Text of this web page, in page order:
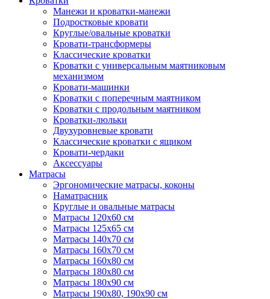
Манежи и кроватки-манежи
Подростковые кровати
Круглые/овальные кроватки
Кровати-трансформеры
Классические кроватки
Кроватки с универсальным маятниковым
механизмом
Кровати-машинки
Кроватки с поперечным маятником
Кроватки с продольным маятником
Кроватки-люльки
Двухуровневые кровати
Классические кроватки с ящиком
Кровати-чердаки
Аксессуары
Матрасы
Эргономические матрасы, коконы
Наматрасник
Круглые и овальные матрасы
Матрасы 120х60 см
Матрасы 125х65 см
Матрасы 140х70 см
Матрасы 160х70 см
Матрасы 160х80 см
Матрасы 180х80 см
Матрасы 180х90 см
Матрасы 190х80, 190х90 см